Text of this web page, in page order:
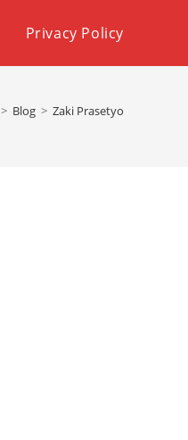
Privacy Policy
> Blog > Zaki Prasetyo